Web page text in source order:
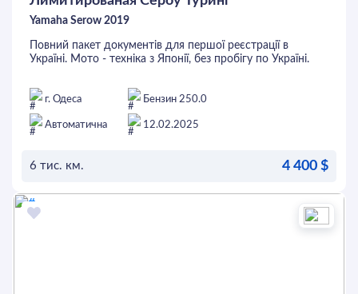
Yamaha Serow 2019
Повний пакет документів для першої реєстрації в
Україні. Мото - техніка з Японії, без пробігу по Україні.
г. Одеса Бензин 250.0
Автоматична 12.02.2025
6 тис. км. 4 400 $
ОСТАВИТЬ ЗАЯВКУ